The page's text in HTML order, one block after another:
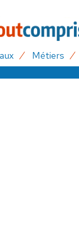
Métiers